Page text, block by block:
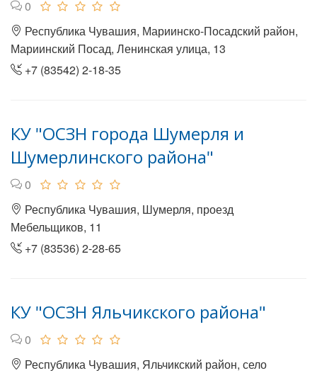
0
Республика Чувашия, Мариинско-Посадский район,
Мариинский Посад, Ленинская улица, 13
+7 (83542) 2-18-35
КУ "ОСЗН города Шумерля и
Шумерлинского района"
0
Республика Чувашия, Шумерля, проезд
Мебельщиков, 11
+7 (83536) 2-28-65
КУ "ОСЗН Яльчикского района"
0
Республика Чувашия, Яльчикский район, село